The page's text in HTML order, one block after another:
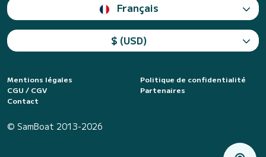
Français
$ (USD)
Mentions légales
Politique de confidentialité
CGU / CGV
Partenaires
Contact
© SamBoat 2013-2026